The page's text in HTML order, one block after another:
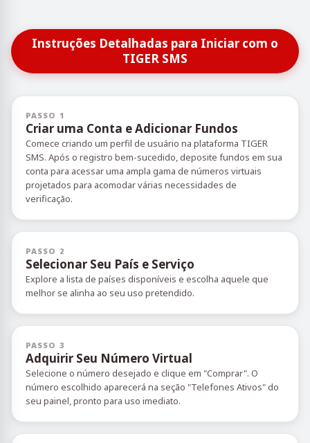
Instruções Detalhadas para Iniciar com o
TIGER SMS
PASSO 1
Criar uma Conta e Adicionar Fundos
Comece criando um perfil de usuário na plataforma TIGER
SMS. Após o registro bem-sucedido, deposite fundos em sua
conta para acessar uma ampla gama de números virtuais
projetados para acomodar várias necessidades de
verificação.
PASSO 2
Selecionar Seu País e Serviço
Explore a lista de países disponíveis e escolha aquele que
melhor se alinha ao seu uso pretendido.
PASSO 3
Adquirir Seu Número Virtual
Selecione o número desejado e clique em "Comprar". O
número escolhido aparecerá na seção "Telefones Ativos" do
seu painel, pronto para uso imediato.